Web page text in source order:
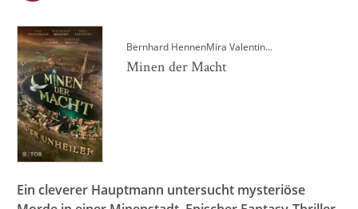
Bernhard HennenMira Valentin...
Minen der Macht
Ein cleverer Hauptmann untersucht mysteriöse